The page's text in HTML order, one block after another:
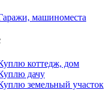
машиноместа
коттедж, дом
дачу
земельный участок